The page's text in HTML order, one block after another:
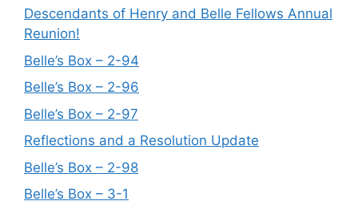
Descendants of Henry and Belle Fellows Annual
Reunion!
Belle’s Box – 2-94
Belle’s Box – 2-96
Belle’s Box – 2-97
Reflections and a Resolution Update
Belle’s Box – 2-98
Belle’s Box – 3-1